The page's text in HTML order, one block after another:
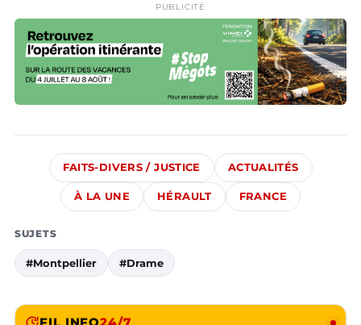
PUBLICITÉ
FAITS-DIVERS / JUSTICE ACTUALITÉS
À LA UNE HÉRAULT FRANCE
SUJETS
#Montpellier #Drame